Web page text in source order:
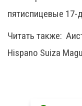
пятиспицевые
Читать также:
Hispano Suiza